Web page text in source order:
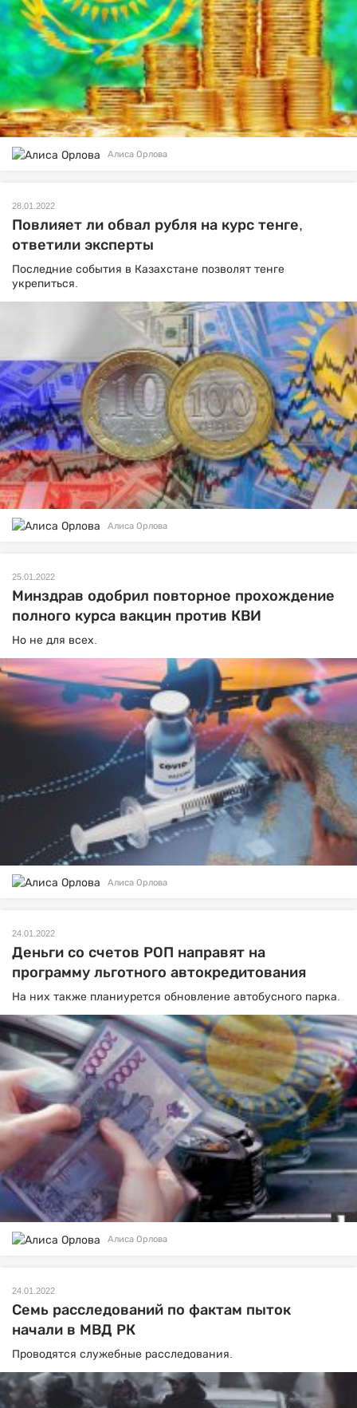
Алиса Орлова
28.01.2022
Повлияет ли обвал рубля на курс тенге,
ответили эксперты
Последние события в Казахстане позволят тенге
укрепиться.
Алиса Орлова
25.01.2022
Минздрав одобрил повторное прохождение
полного курса вакцин против КВИ
Но не для всех.
Алиса Орлова
24.01.2022
Деньги со счетов РОП направят на
программу льготного автокредитования
На них также планиурется обновление автобусного парка.
Алиса Орлова
24.01.2022
Семь расследований по фактам пыток
начали в МВД РК
Проводятся служебные расследования.